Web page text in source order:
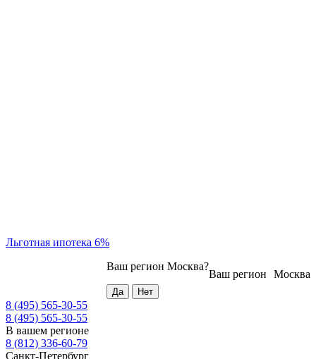
Льготная ипотека 6%
Москва
Ваш регион
Ваш регион Москва?
8 (495) 565-30-55
8 (495) 565-30-55
В вашем регионе
8 (812) 336-60-79
Санкт-Петербург